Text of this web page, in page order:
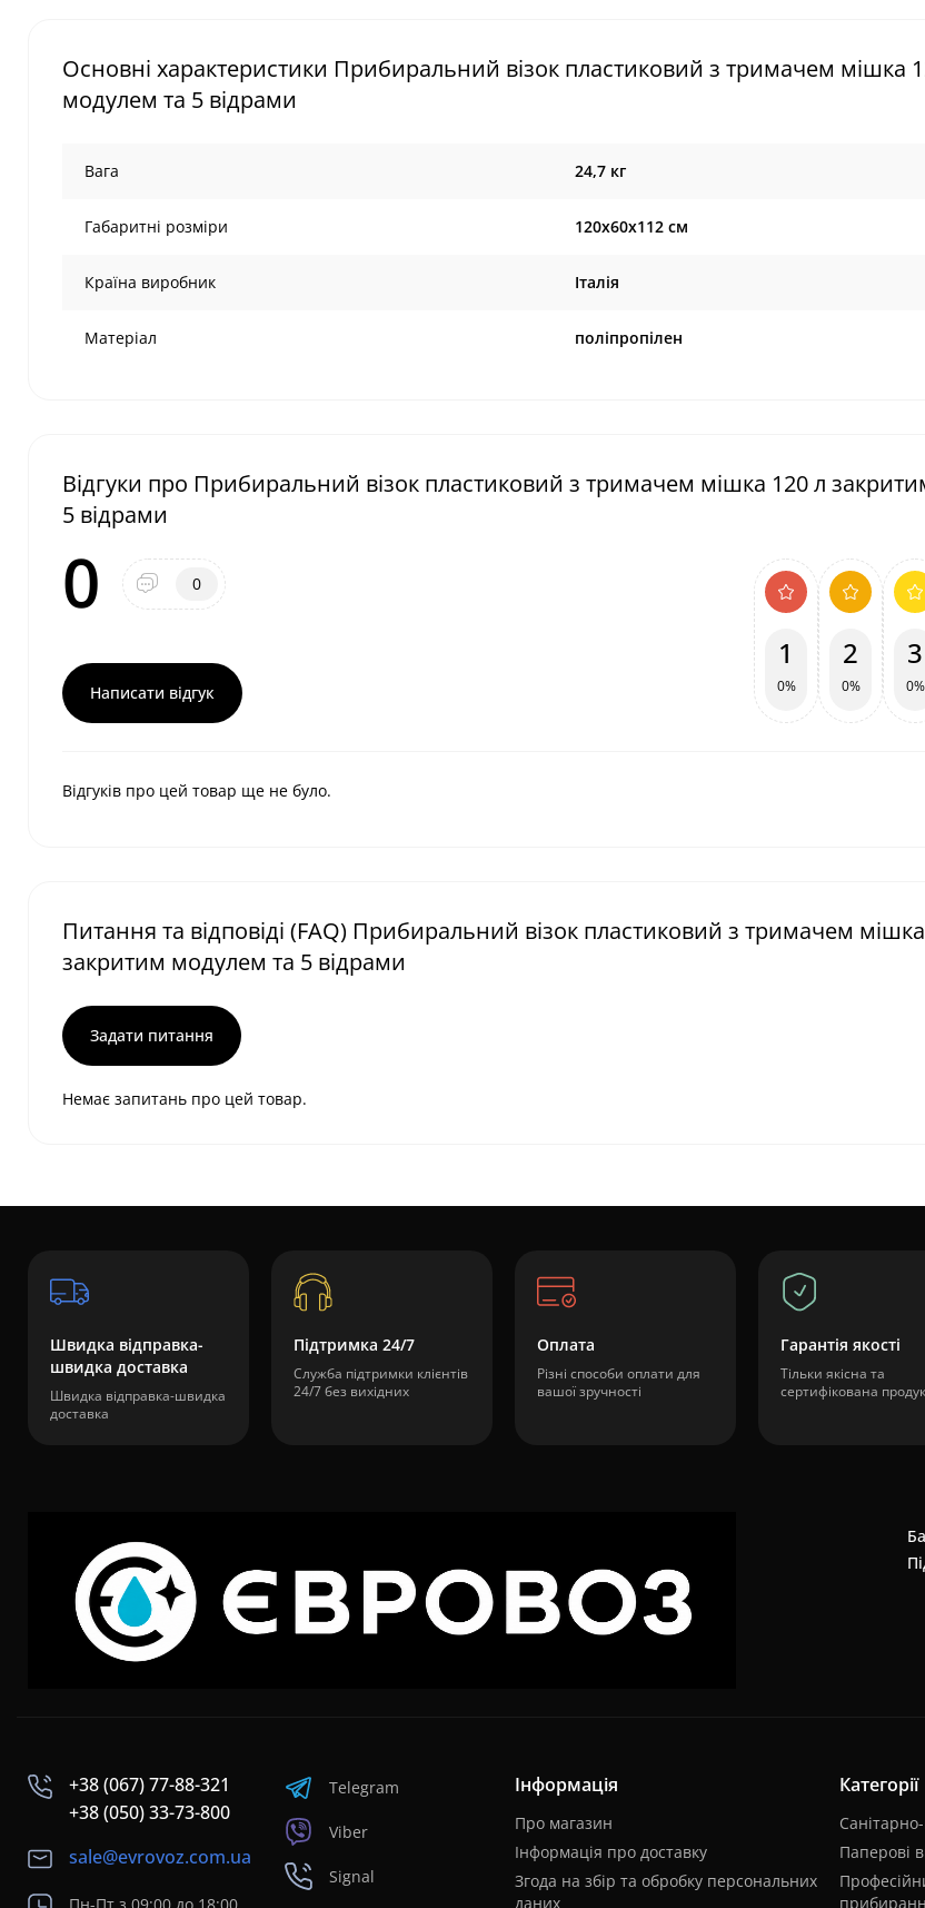
Основні характеристики Прибиральний візок пластиковий з тримачем мішка
модулем та 5 відрами
Вага 24,7 кг
Габаритні розміри 120х60х112 см
Країна виробник Італія
Матеріал поліпропілен
Відгуки про Прибиральний візок пластиковий з тримачем мішка 120 л
5 відрами
0 0
Написати відгук
1
0%
2
0%
3
0%
Відгуків про цей товар ще не було.
Питання та відповіді (FAQ) Прибиральний візок пластиковий з тримачем
закритим модулем та 5 відрами
Задати питання
Немає запитань про цей товар.
Швидка відправка-
швидка доставка
Швидка відправка-швидка
доставка
Підтримка 24/7
Служба підтримки клієнтів
24/7 без вихідних
Оплата
Різні способи оплати для
вашої зручності
Гарантія якості
Тільки якісна та
сертифікована
+38 (067) 77-88-321
+38 (050) 33-73-800
sale@evrovoz.com.ua
Пн-Пт з 09:00 до 18:00,
Telegram
Viber
Signal
Інформація
Про магазин
Інформація про доставку
Згода на збір та обробку персональних
даних
Категорії
Паперові